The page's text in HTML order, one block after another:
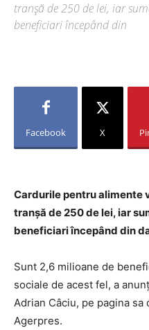
tranșă de 250 de lei, iar
beneficiari începând din
Facebook X
Cardurile pentru alimente
tranșă de 250 de lei, iar
beneficiari începând din
Sunt 2,6 milioane de
sociale de acest fel, a
Adrian Câciu, pe pagina
Agerpres.